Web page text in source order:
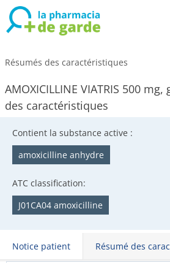
Résumés des caractéristiques
AMOXICILLINE VIATRIS 500
des caractéristiques
Contient la substance active :
amoxicilline anhydre
ATC classification:
J01CA04 amoxicilline
Notice patient Résumé des